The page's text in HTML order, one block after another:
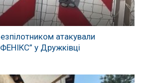
атакували
у Дружківці